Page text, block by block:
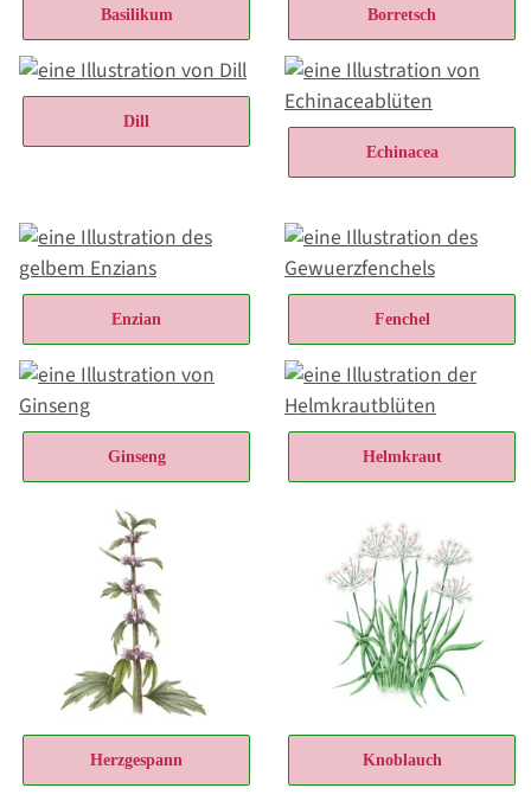
Basilikum Borretsch
Dill
Echinacea
Enzian Fenchel
Ginseng Helmkraut
Herzgespann Knoblauch